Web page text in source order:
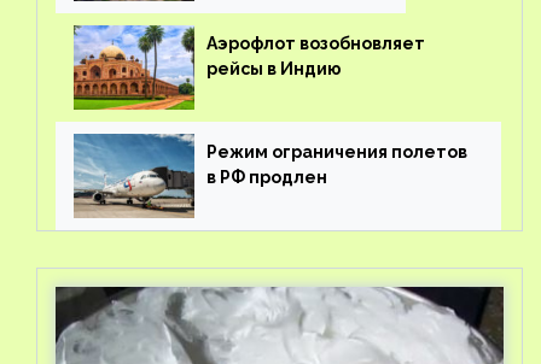
Аэрофлот возобновляет
рейсы в Индию
Режим ограничения полетов
в РФ продлен